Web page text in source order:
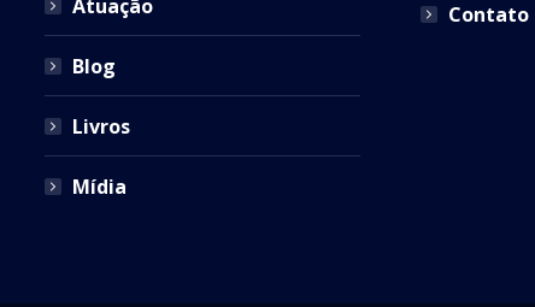
Atuação
Blog
Livros
Mídia
Contato